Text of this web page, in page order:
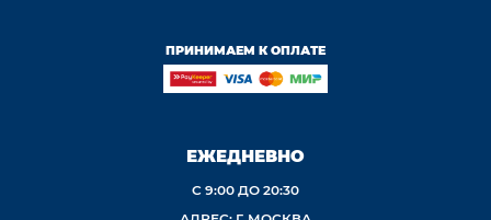
ПРИНИМАЕМ К ОПЛАТЕ
ЕЖЕДНЕВНО
С 9:00 ДО 20:30